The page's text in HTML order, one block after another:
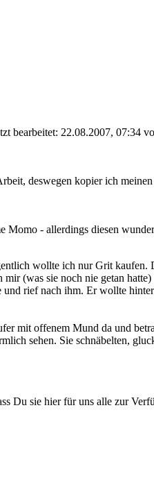
bearbeitet: 22.08.2007, 07:34
deswegen kopier ich
Momo - allerdings diesen
wollte ich nur Grit
(was sie noch nie getan
rief nach ihm. Er wollte
mit offenem Mund da und
sehen. Sie schnäbelten,
Du sie hier für uns alle zur